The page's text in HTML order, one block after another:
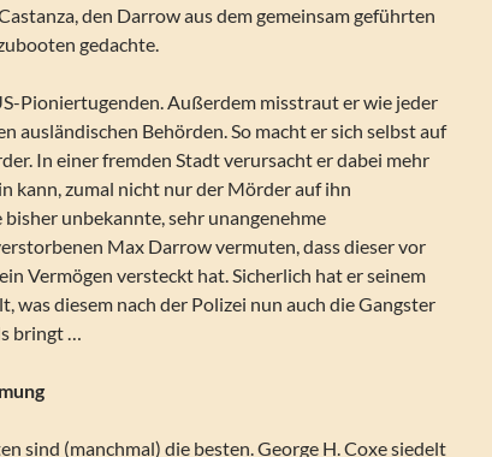
den Darrow aus dem gemeinsam geführten
gedachte.
Pioniertugenden. Außerdem misstraut er wie jeder
ausländischen Behörden. So macht er sich selbst auf
In einer fremden Stadt verursacht er dabei mehr
kann, zumal nicht nur der Mörder auf ihn
unbekannte, sehr unangenehme
Max Darrow vermuten, dass dieser vor
Vermögen versteckt hat. Sicherlich hat er seinem
was diesem nach der Polizei nun auch die Gangster
bringt …
sind (manchmal) die besten. George H. Coxe siedelt